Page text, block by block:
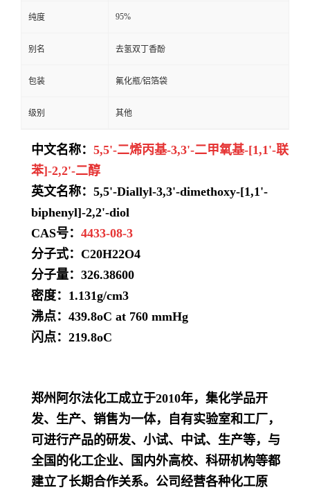
纯度 95%
别名 去氢双丁香酚
包装 氟化瓶/铝箔袋
级别 其他
中文名称： 5,5'-二烯丙基-3,3'-二甲氧基-[1,1'-联
苯]-2,2'-二醇
英文名称：5,5'-Diallyl-3,3'-dimethoxy-[1,1'-
biphenyl]-2,2'-diol
CAS号： 4433-08-3
分子式： C20H22O4
分子量： 326.38600
密度： 1.131g/cm3
沸点： 439.8oC at 760 mmHg
闪点：219.8oC
郑州阿尔法化工成立于2010年，集化学品开
发、生产、销售为一体，自有实验室和工厂，
可进行产品的研发、小试、中试、生产等，与
全国的化工企业、国内外高校、科研机构等都
建立了长期合作关系。公司经营各种化工原